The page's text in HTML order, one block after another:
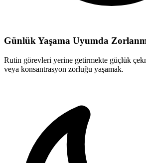
Günlük Yaşama Uyumda
Rutin görevleri yerine getirmekte güçlük
veya konsantrasyon zorluğu yaşamak.